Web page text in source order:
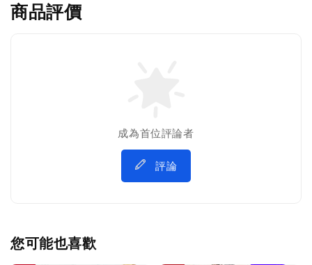
商品評價
成為首位評論者
評論
您可能也喜歡